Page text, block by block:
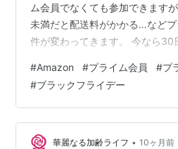
ム会員でなくても参加できます
未満だと配送料がかかる…など
件が変わってきます。 今なら30
とのない方は是非チェックして
会員登録＆2,000円以上の購入で
参加方法 Amazon ブラックフラ
プライム会員登録＆2,000円以
もらえる 参加方法 1.リンクを…
#Amazon #プライム会員 #プ
#ブラックフライデー
華麗なる加齢ライフ • 10ヶ月前